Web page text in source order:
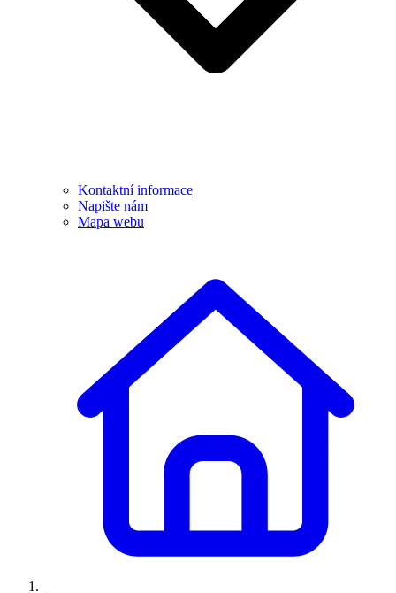
Kontaktní informace
Napište nám
Mapa webu